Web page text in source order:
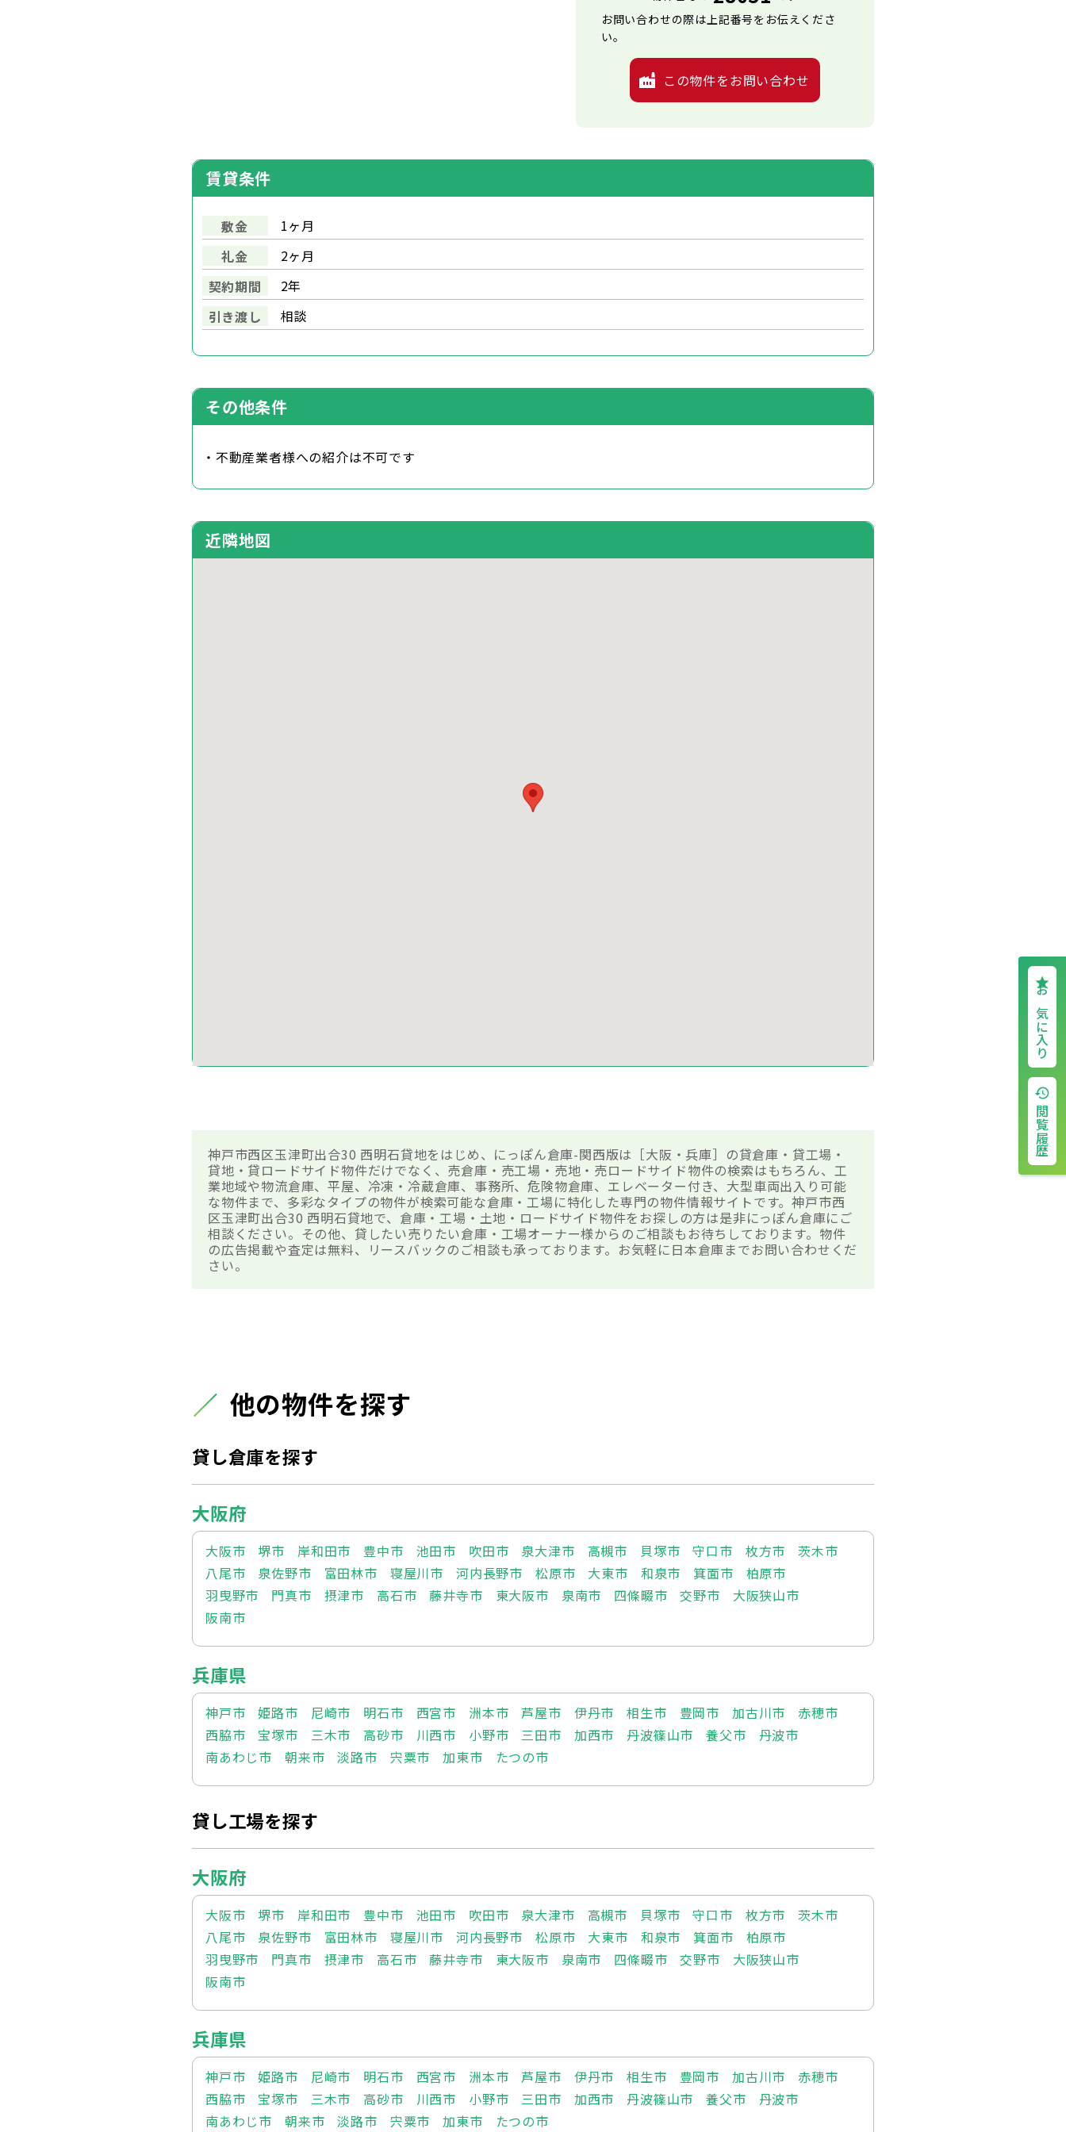
お気に入り
閲覧履歴
お問い合わせの際は上記番号をお伝えくださ
い。
この物件をお問い合わせ
賃貸条件
敷金
1ヶ月
礼金
2ヶ月
契約期間
2年
引き渡し
相談
その他条件
・不動産業者様への紹介は不可です
近隣地図
神戸市西区玉津町出合30 西明石貸地をはじめ、にっぽん倉庫-関西版は［大阪・兵庫］の貸倉庫・貸工場・
貸地・貸ロードサイド物件だけでなく、売倉庫・売工場・売地・売ロードサイド物件の検索はもちろん、工
業地域や物流倉庫、平屋、冷凍・冷蔵倉庫、事務所、危険物倉庫、エレベーター付き、大型車両出入り可能
な物件まで、多彩なタイプの物件が検索可能な倉庫・工場に特化した専門の物件情報サイトです。神戸市西
区玉津町出合30 西明石貸地で、倉庫・工場・土地・ロードサイド物件をお探しの方は是非にっぽん倉庫にご
相談ください。その他、貸したい売りたい倉庫・工場オーナー様からのご相談もお待ちしております。物件
の広告掲載や査定は無料、リースバックのご相談も承っております。お気軽に日本倉庫までお問い合わせくだ
さい。
他の物件を探す
貸し倉庫を探す
大阪府
大阪市 堺市 岸和田市 豊中市 池田市 吹田市 泉大津市 高槻市 貝塚市 守口市 枚方市
茨木市
八尾市
泉佐野市 富田林市 寝屋川市 河内長野市 松原市 大東市 和泉市 箕面市
柏原市
羽曳野市
門真市 摂津市 高石市 藤井寺市 東大阪市 泉南市 四條畷市 交野市
大阪狭山市
阪南市
兵庫県
神戸市 姫路市 尼崎市 明石市 西宮市 洲本市 芦屋市 伊丹市 相生市 豊岡市 加古川市
赤穂市
西脇市
宝塚市 三木市 高砂市 川西市 小野市 三田市 加西市 丹波篠山市 養父市
丹波市
南あわじ市
朝来市 淡路市 宍粟市 加東市 たつの市
貸し工場を探す
大阪府
大阪市 堺市 岸和田市 豊中市 池田市 吹田市 泉大津市 高槻市 貝塚市 守口市 枚方市
茨木市
八尾市
泉佐野市 富田林市 寝屋川市 河内長野市 松原市 大東市 和泉市 箕面市
柏原市
羽曳野市
門真市 摂津市 高石市 藤井寺市 東大阪市 泉南市 四條畷市 交野市
大阪狭山市
阪南市
兵庫県
神戸市 姫路市 尼崎市 明石市 西宮市 洲本市 芦屋市 伊丹市 相生市 豊岡市 加古川市
赤穂市
西脇市
宝塚市 三木市 高砂市 川西市 小野市 三田市 加西市 丹波篠山市 養父市
丹波市
南あわじ市
朝来市 淡路市 宍粟市 加東市 たつの市